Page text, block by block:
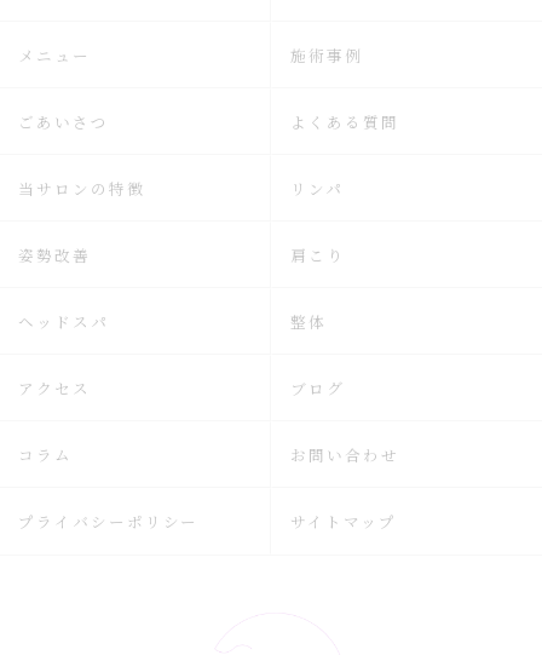
メニュー 施術事例
ごあいさつ よくある質問
当サロンの特徴 リンパ
姿勢改善 肩こり
ヘッドスパ 整体
アクセス ブログ
コラム お問い合わせ
プライバシーポリシー サイトマップ